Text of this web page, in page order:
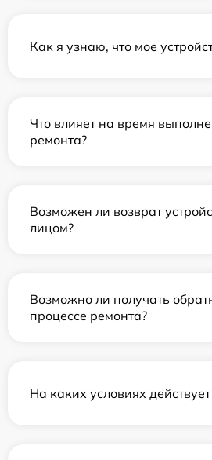
Как я узнаю, что мое
Что влияет на время
ремонта?
Возможен ли возврат
лицом?
Возможно ли получать
процессе ремонта?
На каких условиях